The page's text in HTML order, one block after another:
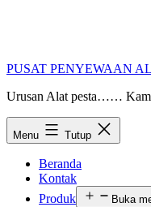
PUSAT PENYEWAAN
Urusan Alat pesta……
Menu Tutup
Beranda
Kontak
Produk
Buka